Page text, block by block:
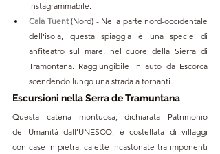
instagrammabile.
Cala Tuent (Nord) - Nella parte nord-occidentale
dell'isola, questa spiaggia è una specie di
anfiteatro sul mare, nel cuore della Sierra di
Tramontana. Raggiungibile in auto da Escorca
scendendo lungo una strada a tornanti.
Escursioni nella Serra de Tramuntana
Questa catena montuosa, dichiarata Patrimonio
dell'Umanità dall'UNESCO, è costellata di villaggi
con case in pietra, calette incastonate tra imponenti